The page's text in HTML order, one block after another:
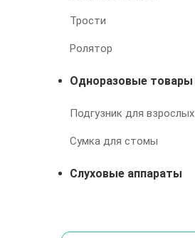
Трости
Ролятор
Подгузник для взрослых
Сумка для стомы
Слуховые аппараты